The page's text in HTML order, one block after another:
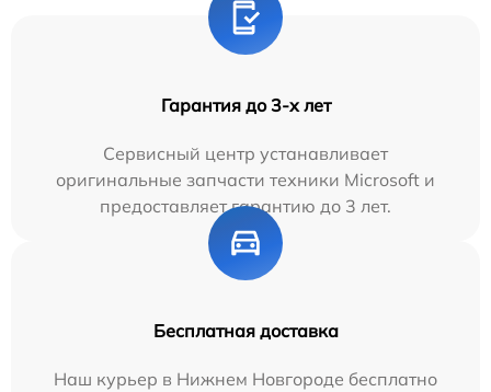
Гарантия до 3-х лет
Сервисный центр устанавливает
оригинальные запчасти техники Microsoft и
предоставляет гарантию до 3 лет.
Бесплатная доставка
Наш курьер в Нижнем Новгороде бесплатно